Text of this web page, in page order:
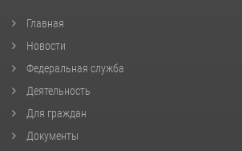
Главная
Новости
Федеральная служба
Деятельность
Для граждан
Документы